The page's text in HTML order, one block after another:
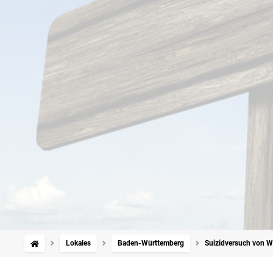
Lokales Baden-Württemberg Suizidversuch von